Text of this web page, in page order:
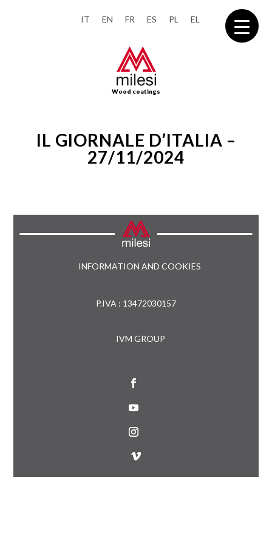
IT EN FR ES PL EL
Wood coatings
IL GIORNALE D’ITALIA –
27/11/2024
INFORMATION AND COOKIES
P.IVA : 13472030157
IVM GROUP